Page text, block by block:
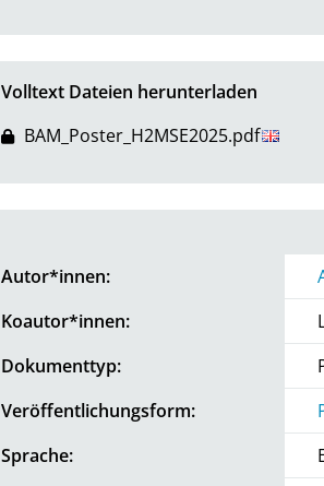
Volltext Dateien herunterladen
BAM_Poster_H2MSE2025.pdf
Autor*innen:
Koautor*innen:
Dokumenttyp:
Veröffentlichungsform:
Sprache: